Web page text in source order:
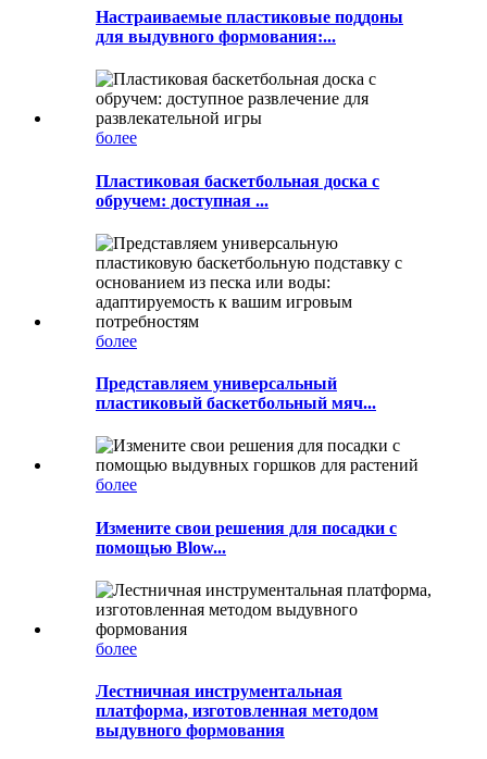
Настраиваемые пластиковые поддоны
для выдувного формования:...
более
Пластиковая баскетбольная доска с
обручем: доступная ...
более
Представляем универсальный
пластиковый баскетбольный мяч...
более
Измените свои решения для посадки с
помощью Blow...
более
Лестничная инструментальная
платформа, изготовленная методом
выдувного формования